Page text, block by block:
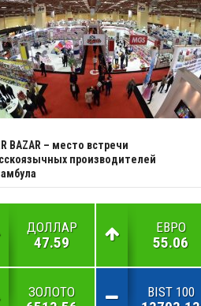
BAZAR – место встречи
производителей
ДОЛЛАР
47.59
ЕВРО
55.06
ЗОЛОТО BIST 100